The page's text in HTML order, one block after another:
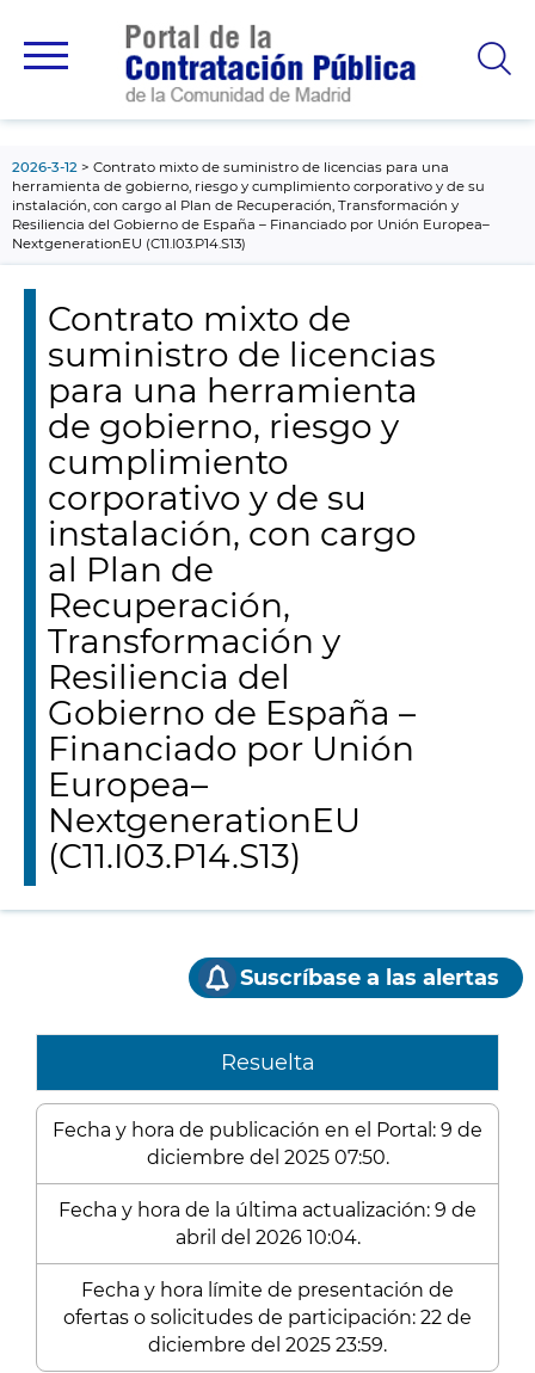
principal
2026-3-12
Contrato mixto de suministro de licencias para una
herramienta de gobierno, riesgo y cumplimiento corporativo y de su
instalación, con cargo al Plan de Recuperación, Transformación y
Resiliencia del Gobierno de España – Financiado por Unión Europea–
NextgenerationEU (C11.I03.P14.S13)
Contrato mixto de
suministro de licencias
para una herramienta
de gobierno, riesgo y
cumplimiento
corporativo y de su
instalación, con cargo
al Plan de
Recuperación,
Transformación y
Resiliencia del
Gobierno de España –
Financiado por Unión
Europea–
NextgenerationEU
(C11.I03.P14.S13)
Suscríbase a las alertas
Resuelta
Fecha y hora de publicación en el Portal: 9 de
diciembre del 2025 07:50.
Fecha y hora de la última actualización: 9 de
abril del 2026 10:04.
Fecha y hora límite de presentación de
ofertas o solicitudes de participación: 22 de
diciembre del 2025 23:59.